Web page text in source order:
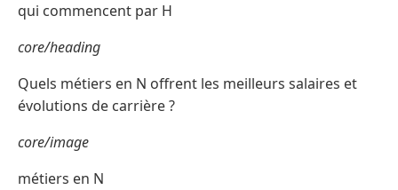
qui commencent par H
core/heading
Quels métiers en N offrent les meilleurs salaires et
évolutions de carrière ?
core/image
métiers en N